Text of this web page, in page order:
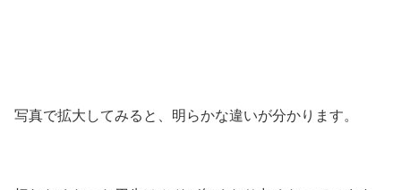
写真で拡大してみると、明らかな違いが分かります。